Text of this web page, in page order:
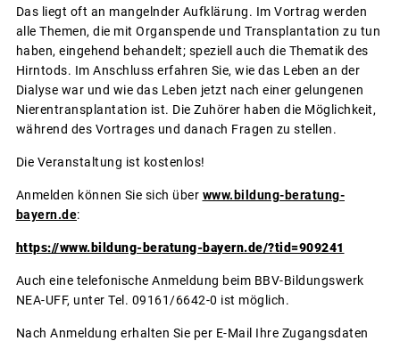
Das liegt oft an mangelnder Aufklärung. Im Vortrag werden
alle Themen, die mit Organspende und Transplantation zu tun
haben, eingehend behandelt; speziell auch die Thematik des
Hirntods. Im Anschluss erfahren Sie, wie das Leben an der
Dialyse war und wie das Leben jetzt nach einer gelungenen
Nierentransplantation ist. Die Zuhörer haben die Möglichkeit,
während des Vortrages und danach Fragen zu stellen.
Die Veranstaltung ist kostenlos!
Anmelden können Sie sich über www.bildung-beratung-
bayern.de:
https://www.bildung-beratung-bayern.de/?tid=909241
Auch eine telefonische Anmeldung beim BBV-Bildungswerk
NEA-UFF, unter Tel. 09161/6642-0 ist möglich.
Nach Anmeldung erhalten Sie per E-Mail Ihre Zugangsdaten